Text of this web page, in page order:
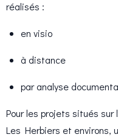
réalisés :
en visio
à distance
par analyse
Pour les projets situés
Les Herbiers et environs,